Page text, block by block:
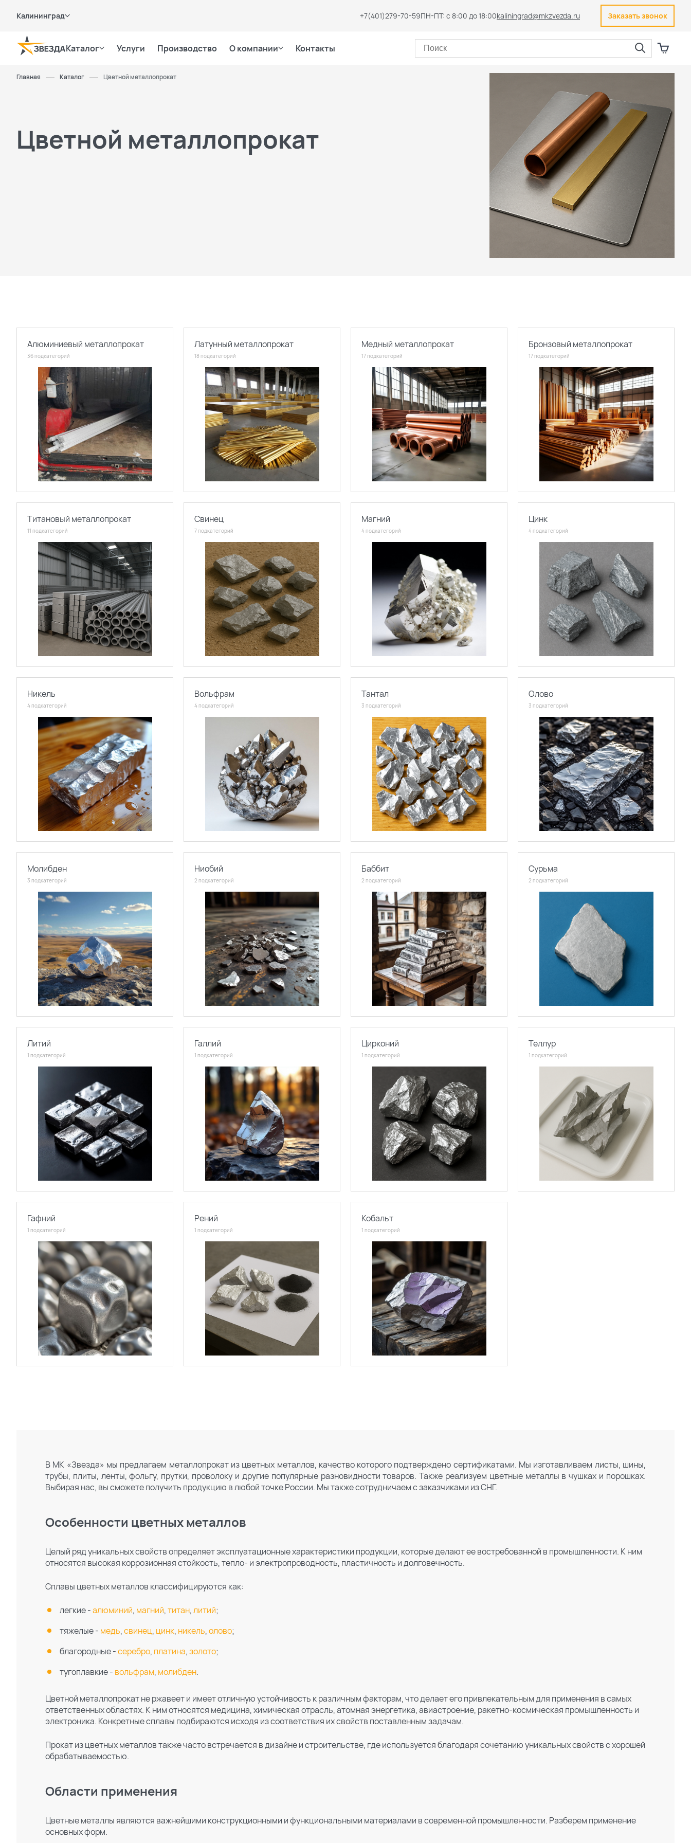
Калининград +7(401)279-70-59ПН-ПТ: с 8:00 до 18:00kaliningrad@mkzvezda.ru Заказать звонок
Каталог Услуги Производство О компании Контакты
Главная Каталог Цветной металлопрокат
Цветной металлопрокат
Алюминиевый металлопрокат
36 подкатегорий
Латунный металлопрокат
18 подкатегорий
Медный металлопрокат
17 подкатегорий
Бронзовый металлопрокат
17 подкатегорий
Титановый металлопрокат
11 подкатегорий
Свинец
7 подкатегорий
Магний
4 подкатегорий
Цинк
4 подкатегорий
Никель
4 подкатегорий
Вольфрам
4 подкатегорий
Тантал
3 подкатегорий
Олово
3 подкатегорий
Молибден
3 подкатегорий
Ниобий
2 подкатегорий
Баббит
2 подкатегорий
Сурьма
2 подкатегорий
Литий
1 подкатегорий
Галлий
1 подкатегорий
Цирконий
1 подкатегорий
Теллур
1 подкатегорий
Гафний
1 подкатегорий
Рений
1 подкатегорий
Кобальт
1 подкатегорий
В МК «Звезда» мы предлагаем металлопрокат из цветных металлов, качество которого подтверждено сертификатами. Мы изготавливаем листы, шины,
трубы, плиты, ленты, фольгу, прутки, проволоку и другие популярные разновидности товаров. Также реализуем цветные металлы в чушках и порошках.
Выбирая нас, вы сможете получить продукцию в любой точке России. Мы также сотрудничаем с заказчиками из СНГ.
Особенности цветных металлов
Целый ряд уникальных свойств определяет эксплуатационные характеристики продукции, которые делают ее востребованной в промышленности. К ним
относятся высокая коррозионная стойкость, тепло- и электропроводность, пластичность и долговечность.
Сплавы цветных металлов классифицируются как:
легкие -алюминий, магний,титан,литий;
тяжелые - медь,свинец, цинк, никель,олово;
благородные -серебро, платина,золото;
тугоплавкие - вольфрам, молибден.
Цветной металлопрокат не ржавеет и имеет отличную устойчивость к различным факторам, что делает его привлекательным для применения в самых
ответственных областях. К ним относятся медицина, химическая отрасль, атомная энергетика, авиастроение, ракетно-космическая промышленность и
электроника. Конкретные сплавы подбираются исходя из соответствия их свойств поставленным задачам.
Прокат из цветных металлов также часто встречается в дизайне и строительстве, где используется благодаря сочетанию уникальных свойств с хорошей
обрабатываемостью.
Области применения
Цветные металлы являются важнейшими конструкционными и функциональными материалами в современной промышленности. Разберем применение
основных форм.
Поиск по каталогуПоиск по сайту